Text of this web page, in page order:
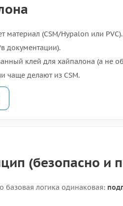
материал (CSM/Hypalon или PVC).
документации).
клей для хайпалона (а не
чаще делают из CSM.
(безопасно и
базовая логика одинаковая: